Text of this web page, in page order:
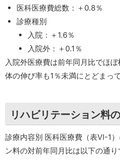
医科医療費総数：＋0.8％
診療種別
入院：＋1.6％
入院外：＋0.1％
入院外医療費は前年同月比でほ
体の伸び率も1％未満にとどまって
リハビリテーション料
診療内容別 医科医療費（表Ⅵ-1
ン料の対前年同月比は以下の通り